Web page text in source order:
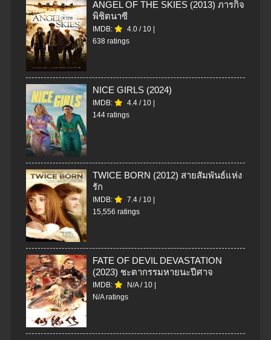
ANGEL OF THE SKIES (2013) ภารกิจ
พิชิตนาซี
IMDB: 4.0 / 10
638 ratings
NICE GIRLS (2024)
IMDB: 4.4 / 10
144 ratings
TWICE BORN (2012) สายสัมพันธ์แห่ง
รัก
IMDB: 7.4 / 10
15,556 ratings
FATE OF DEVIL DEVASTATION
(2023) ชะตากรรมหายนะปีศาจ
IMDB: N/A/ 10
N/A ratings